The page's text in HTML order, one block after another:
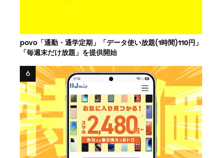
povo「通勤・通学定期」「データ使い放題(1時間)110円」
「毎週末だけ放題」を提供開始